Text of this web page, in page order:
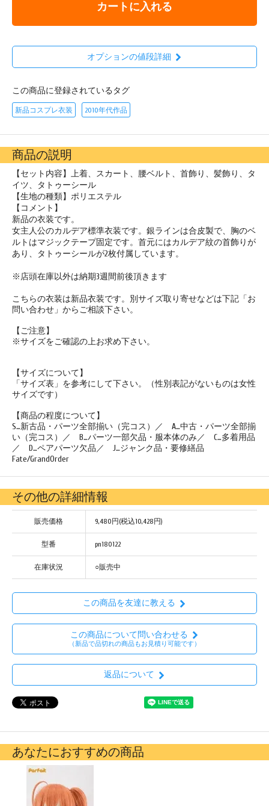
カートに入れる
オプションの値段詳細
この商品に登録されているタグ
新品コスプレ衣装 2010年代作品
商品の説明
【セット内容】上着、スカート、腰ベルト、首飾り、髪飾り、タ
イツ、タトゥーシール
【生地の種類】ポリエステル
【コメント】
新品の衣装です。
女主人公のカルデア標準衣装です。銀ラインは合皮製で、胸のベ
ルトはマジックテープ固定です。首元にはカルデア紋の首飾りが
あり、タトゥーシールが2枚付属しています。
※店頭在庫以外は納期3週間前後頂きます
こちらの衣装は新品衣装です。別サイズ取り寄せなどは下記「お
問い合わせ」からご相談下さい。
【ご注意】
※サイズをご確認の上お求め下さい。
【サイズについて】
「サイズ表」を参考にして下さい。（性別表記がないものは女性
サイズです）
【商品の程度について】
S…新古品・パーツ全部揃い（完コス）／ A…中古・パーツ全部揃
い（完コス）／ B…パーツ一部欠品・服本体のみ／ C…多着用品
／ D…ペアパーツ欠品／ J…ジャンク品・要修繕品
Fate/GrandOrder
その他の詳細情報
販売価格 9,480円(税込10,428円)
型番 pn180122
在庫状況 ○販売中
この商品を友達に教える
この商品について問い合わせる
（新品で品切れの商品もお見積り可能です）
返品について
あなたにおすすめの商品